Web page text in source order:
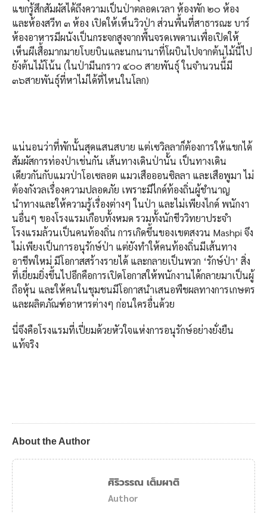
แขกรู้สึกสัมผัสได้ถึงความเป็นป่าตลอดเวลา ห้องพัก ๒๐ ห้อง
และห้องสวีท ๓ ห้อง เปิดให้เห็นวิวป่า ส่วนพื้นที่สาธารณะ บาร์
ห้องอาหารมีผนังเป็นกระจกสูงจากพื้นจรดเพดานเพื่อเปิดให้
เห็นผีเสื้อมากมายโบยบินและนกนานาที่โผบินไปจากต้นไม้นี้ไป
ยังต้นไม้โน้น (ในป่ามีนกราว ๔๐๐ สายพันธุ์ ในจำนวนนี้มี
๓๖สายพันธุ์ที่หาไม่ได้ที่ไหนในโลก)
แน่นอนว่าที่พักนั้นสุดแสนสบาย แต่เซวิลลาก็ต้องการให้แขกได้
สัมผัสการท่องป่าเช่นกัน เส้นทางเดินป่านั้น เป็นทางเดิน
เดียวกันกับแมวป่าโอเซลอต แมวเสือออนซิลลา และเสือพูมา ไม่
ต้องกังวลเรื่องความปลอดภัย เพราะมีไกด์ท้องถิ่นผู้ชำนาญ
นำทางและให้ความรู้เรื่องต่างๆ ในป่า และไม่เพียงไกด์ พนักงา
นอื่นๆ ของโรงแรมเกือบทั้งหมด รวมทั้งนักชีววิทยาประจำ
โรงแรมล้วนเป็นคนท้องถิ่น การเกิดขึ้นของเขตสงวน Mashpi จึง
ไม่เพียงเป็นการอนุรักษ์ป่า แต่ยังทำให้คนท้องถิ่นมีเส้นทาง
อาชีพใหม่ มีโอกาสสร้างรายได้ และกลายเป็นพวก ‘รักษ์ป่า’ สิ่ง
ที่เยี่ยมยิ่งขึ้นไปอีกคือการเปิดโอกาสให้พนักงานได้กลายมาเป็นผู้
ถือหุ้น และให้คนในชุมชนมีโอกาสนำเสนอพืชผลทางการเกษตร
และผลิตภัณฑ์อาหารต่างๆ ก่อนใครอื่นด้วย
นี่จึงคือโรงแรมที่เปี่ยมด้วยหัวใจแห่งการอนุรักษ์อย่างยั่งยืน
แท้จริง
About the Author
ศิริวรรณ เต็มผาติ
Author